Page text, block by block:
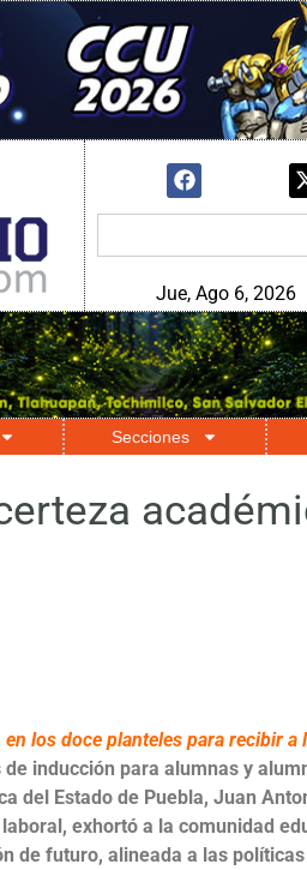
Jue, Ago 6, 2026
Secciones
los doce planteles para recibir
inducción para alumnas y
del Estado de Puebla, Juan
exhortó a la comunidad
de futuro, alineada a las